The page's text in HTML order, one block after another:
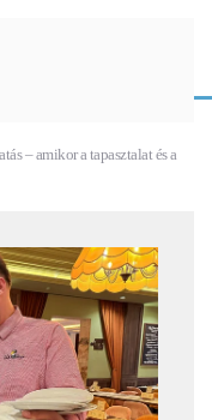
– amikor a tapasztalat és a